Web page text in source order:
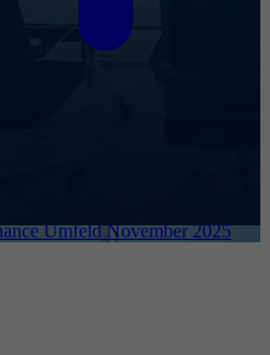
Umfeld November 2025